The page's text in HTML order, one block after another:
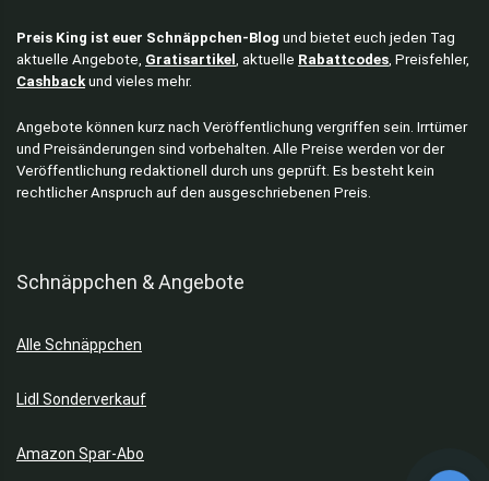
Preis King ist euer Schnäppchen-Blog und bietet euch jeden Tag
aktuelle Angebote, Gratisartikel , aktuelle Rabattcodes , Preisfehler,
Cashback und vieles mehr.
Angebote können kurz nach Veröffentlichung vergriffen sein. Irrtümer
und Preisänderungen sind vorbehalten. Alle Preise werden vor der
Veröffentlichung redaktionell durch uns geprüft. Es besteht kein
rechtlicher Anspruch auf den ausgeschriebenen Preis.
Schnäppchen & Angebote
Alle Schnäppchen
Lidl Sonderverkauf
Amazon Spar-Abo